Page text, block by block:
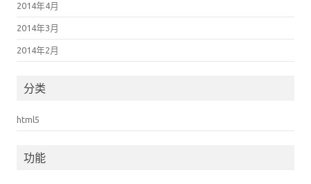
2014年4月
2014年3月
2014年2月
分类
html5
功能